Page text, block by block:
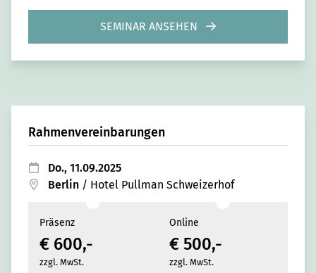
SEMINAR ANSEHEN
Rahmenvereinbarungen
Do., 11.09.2025
Berlin / Hotel Pullman Schweizerhof
Präsenz
€ 600,-
zzgl. MwSt.
Online
€ 500,-
zzgl. MwSt.